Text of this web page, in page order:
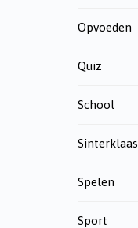
Opvoeden
Quiz
School
Sinterklaas
Spelen
Sport